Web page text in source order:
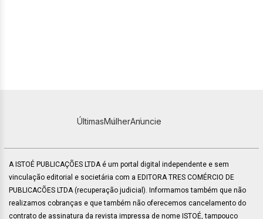
ÚltimasMulherAnuncie
A ISTOÉ PUBLICAÇÕES LTDA é um portal digital independente e sem
vinculação editorial e societária com a EDITORA TRES COMÉRCIO DE
PUBLICACÕES LTDA (recuperação judicial). Informamos também que não
realizamos cobranças e que também não oferecemos cancelamento do
contrato de assinatura da revista impressa de nome ISTOÉ, tampouco